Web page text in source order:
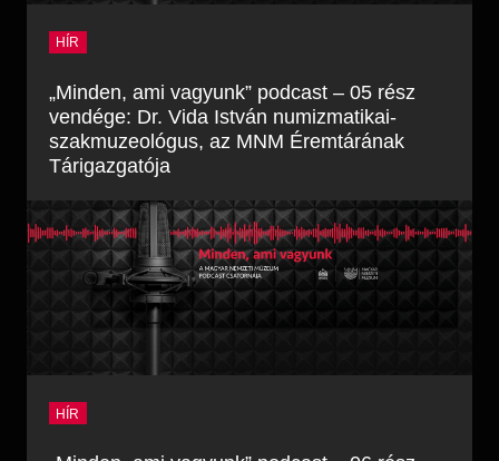
„Minden, ami vagyunk” podcast – 05 rész
vendége: Dr. Vida István numizmatikai-
szakmuzeológus, az MNM Éremtárának
Tárigazgatója
HÍR
HÍR